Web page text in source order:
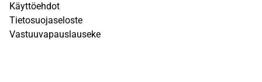
Käyttöehdot
Tietosuojaseloste
Vastuuvapauslauseke